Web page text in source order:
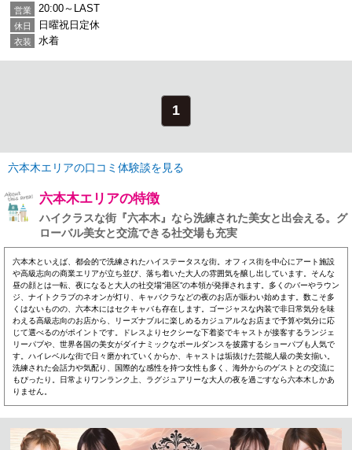
営業 20:00～LAST
休日 日曜祝日定休
衣装 水着
1
六本木エリアの口コミ体験談を見る
六本木エリアの特徴
ハイクラスな街『六本木』なら洗練された美女と出会える。グ
ローバル美女と交流できる社交場も充実
六本木といえば、都会的で洗練されたハイステータスな街。オフィス街を中心にアート施設
や高級志向の商業エリアが立ち並び、落ち着いた大人の雰囲気を醸し出しています。そんな
昼の顔とは一転、夜になると大人の社交場“港区”の本領が発揮されます。多くのバーやラウン
ジ、ナイトクラブのネオンが灯り、キャバクラなどの夜のお店が賑わい始めます。数こそ多
くはないものの、六本木にはセクキャバも存在します。ゴージャスな内装で非日常気分を味
わえる高級志向のお店から、リーズナブルに楽しめるカジュアルなお店まで予算や気分に応
じて選べるのがポイントです。ドレスよりセクシーな下着姿でキャストが接客するランジェ
リーパブや、世界各国の美女がダイナミックなポールダンスを披露するショーパブも人気で
す。ハイレベルな街で日々磨かれていくからか、キャストは垢抜けた芸能人級の美女揃い。
洗練された会話力や気配り、国際的な感性を持つ女性も多く、海外からのゲストとの交流に
もぴったり。日常よりワンランク上、ラグジュアリーな大人の夜を過ごすなら六本木しかあ
りません。